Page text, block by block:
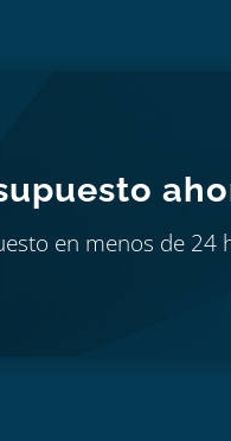
en menos de 24